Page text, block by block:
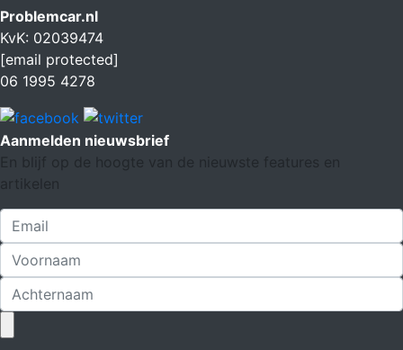
Problemcar.nl
KvK: 02039474
[email protected]
06 1995 4278
Aanmelden nieuwsbrief
En blijf op de hoogte van de nieuwste features en
artikelen